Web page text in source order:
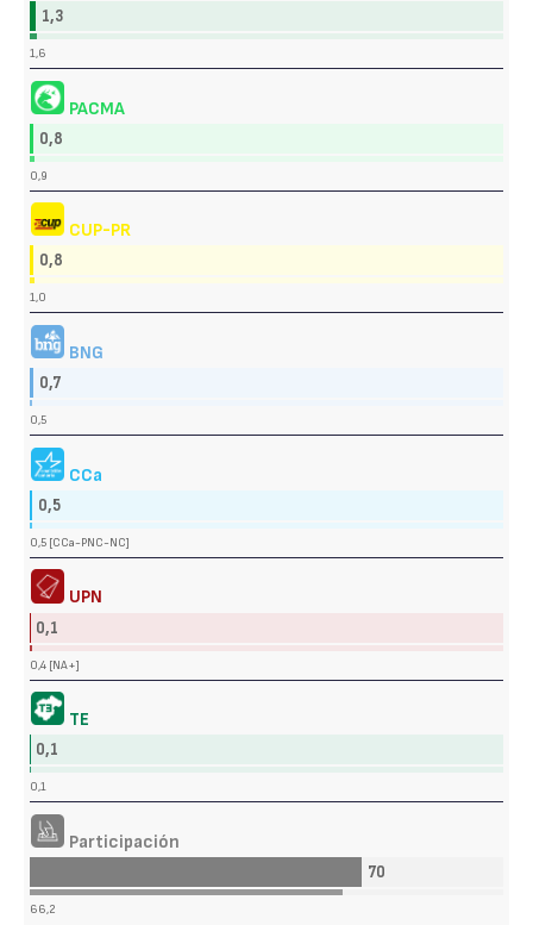
1,3
1,6
PACMA
0,8
0,9
CUP-PR
0,8
1,0
BNG
0,7
0,5
CCa
0,5
0,5 [CCa-PNC-NC]
UPN
0,1
0,4 [NA+]
TE
0,1
0,1
Participación
70
66,2